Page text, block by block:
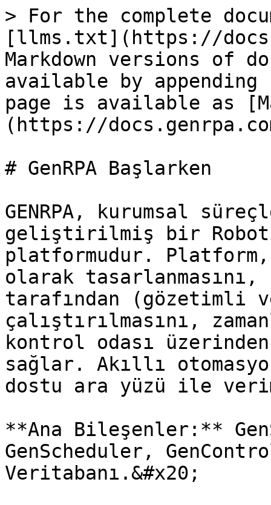
> For the complete
[llms.txt](https://
Markdown versions of
available by
page is available as
(https://
# GenRPA Başlarken
GENRPA, kurumsal
geliştirilmiş bir Robotik
platformudur.
olarak
tarafından (gözetimli
çalıştırılmasını,
kontrol odası
sağlar. Akıllı
dostu ara yüzü ile
**Ana Bileşenler:**
GenScheduler,
Veritabanı.&#x20;